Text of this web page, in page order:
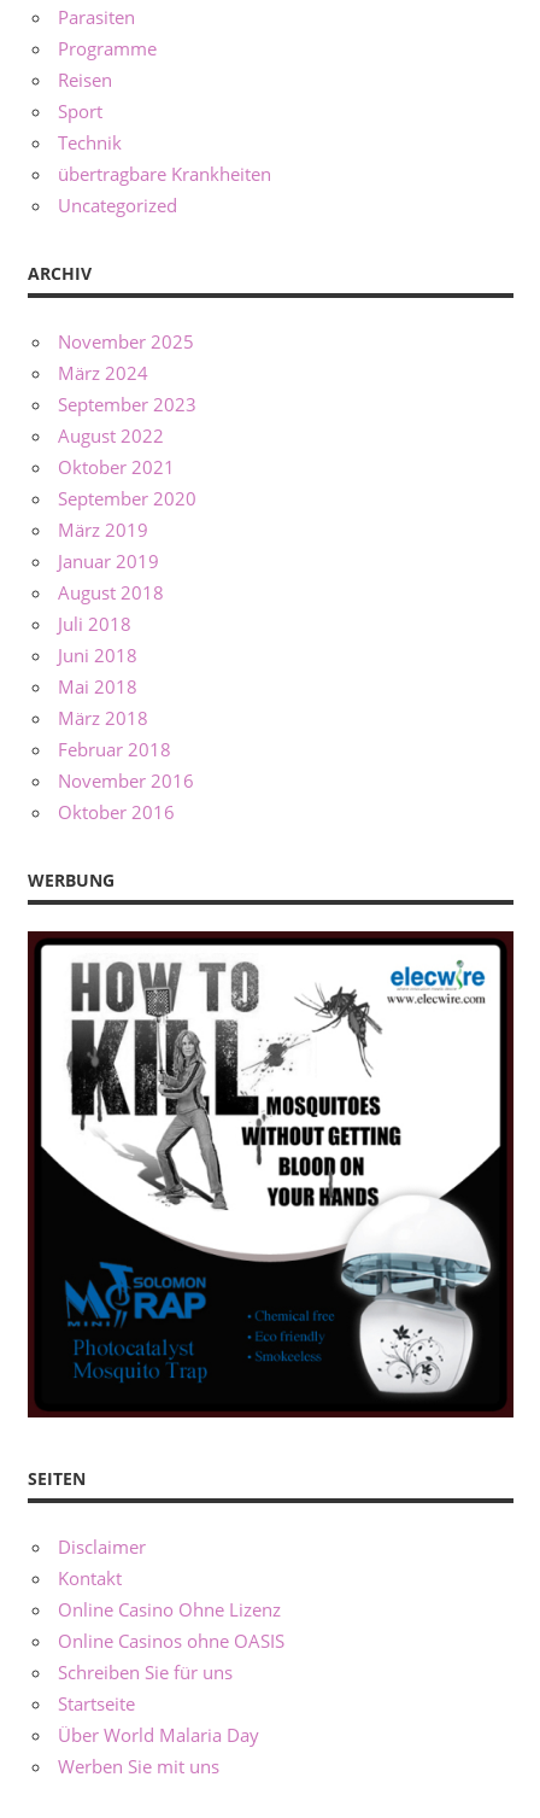
Parasiten
Programme
Reisen
Sport
Technik
übertragbare Krankheiten
Uncategorized
ARCHIV
November 2025
März 2024
September 2023
August 2022
Oktober 2021
September 2020
März 2019
Januar 2019
August 2018
Juli 2018
Juni 2018
Mai 2018
März 2018
Februar 2018
November 2016
Oktober 2016
WERBUNG
SEITEN
Disclaimer
Kontakt
Online Casino Ohne Lizenz
Online Casinos ohne OASIS
Schreiben Sie für uns
Startseite
Über World Malaria Day
Werben Sie mit uns